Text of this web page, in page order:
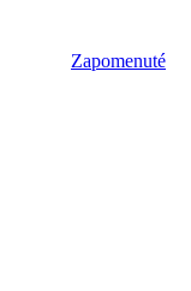
Zapomenuté